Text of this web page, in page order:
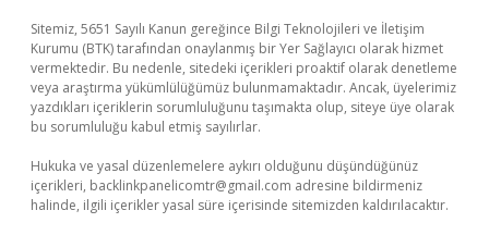
Sitemiz, 5651 Sayılı Kanun gereğince Bilgi Teknolojileri ve İletişim
Kurumu (BTK) tarafından onaylanmış bir Yer Sağlayıcı olarak hizmet
vermektedir. Bu nedenle, sitedeki içerikleri proaktif olarak denetleme
veya araştırma yükümlülüğümüz bulunmamaktadır. Ancak, üyelerimiz
yazdıkları içeriklerin sorumluluğunu taşımakta olup, siteye üye olarak
bu sorumluluğu kabul etmiş sayılırlar.
Hukuka ve yasal düzenlemelere aykırı olduğunu düşündüğünüz
içerikleri, backlinkpanelicomtr@gmail.com adresine bildirmeniz
halinde, ilgili içerikler yasal süre içerisinde sitemizden kaldırılacaktır.